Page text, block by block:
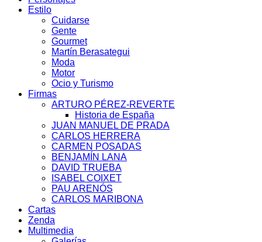
Estilo
Cuidarse
Gente
Gourmet
Martín Berasategui
Moda
Motor
Ocio y Turismo
Firmas
ARTURO PÉREZ-REVERTE
Historia de España
JUAN MANUEL DE PRADA
CARLOS HERRERA
CARMEN POSADAS
BENJAMÍN LANA
DAVID TRUEBA
ISABEL COIXET
PAU ARENÓS
CARLOS MARIBONA
Cartas
Zenda
Multimedia